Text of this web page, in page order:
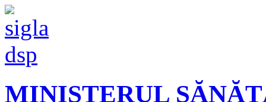
MINISTERUL